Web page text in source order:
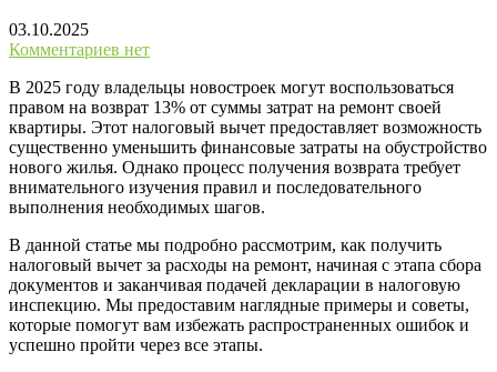
03.10.2025
Комментариев нет
В 2025 году владельцы новостроек могут воспользоваться
правом на возврат 13% от суммы затрат на ремонт своей
квартиры. Этот налоговый вычет предоставляет возможность
существенно уменьшить финансовые затраты на обустройство
нового жилья. Однако процесс получения возврата требует
внимательного изучения правил и последовательного
выполнения необходимых шагов.
В данной статье мы подробно рассмотрим, как получить
налоговый вычет за расходы на ремонт, начиная с этапа сбора
документов и заканчивая подачей декларации в налоговую
инспекцию. Мы предоставим наглядные примеры и советы,
которые помогут вам избежать распространенных ошибок и
успешно пройти через все этапы.